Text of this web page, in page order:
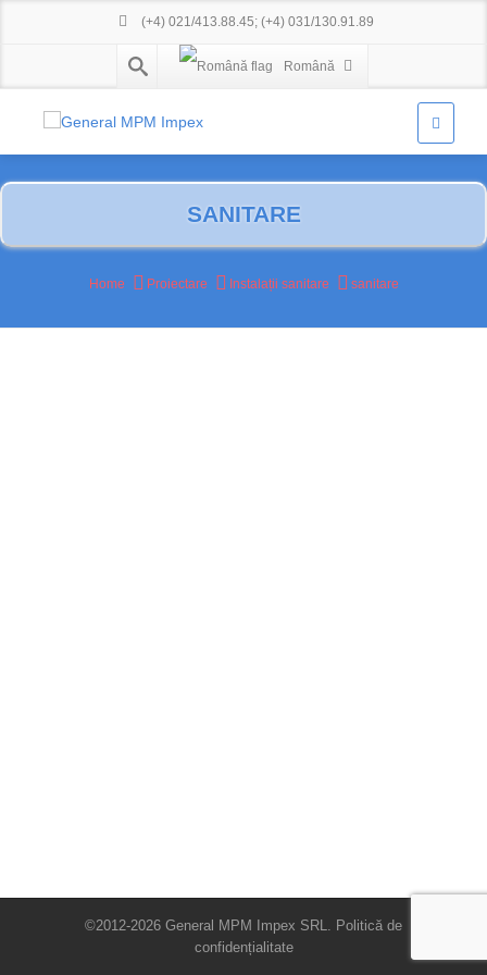
(+4) 021/413.88.45; (+4) 031/130.91.89
Română
SANITARE
Home Proiectare Instalații sanitare sanitare
©2012-2026 General MPM Impex SRL. Politică de
confidențialitate